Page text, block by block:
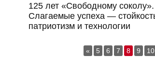
125 лет «Свободному соколу».
Слагаемые успеха —
патриотизм и технологии
« 5 6 7 8 9 10